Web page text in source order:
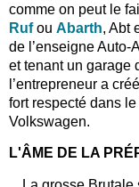
comme on peut le
Rufou Abarth, Abt
de l’enseigne Auto-
et tenant un garage
l’entrepreneur a
fort respecté dans
Volkswagen.
L'ÂME DE LA